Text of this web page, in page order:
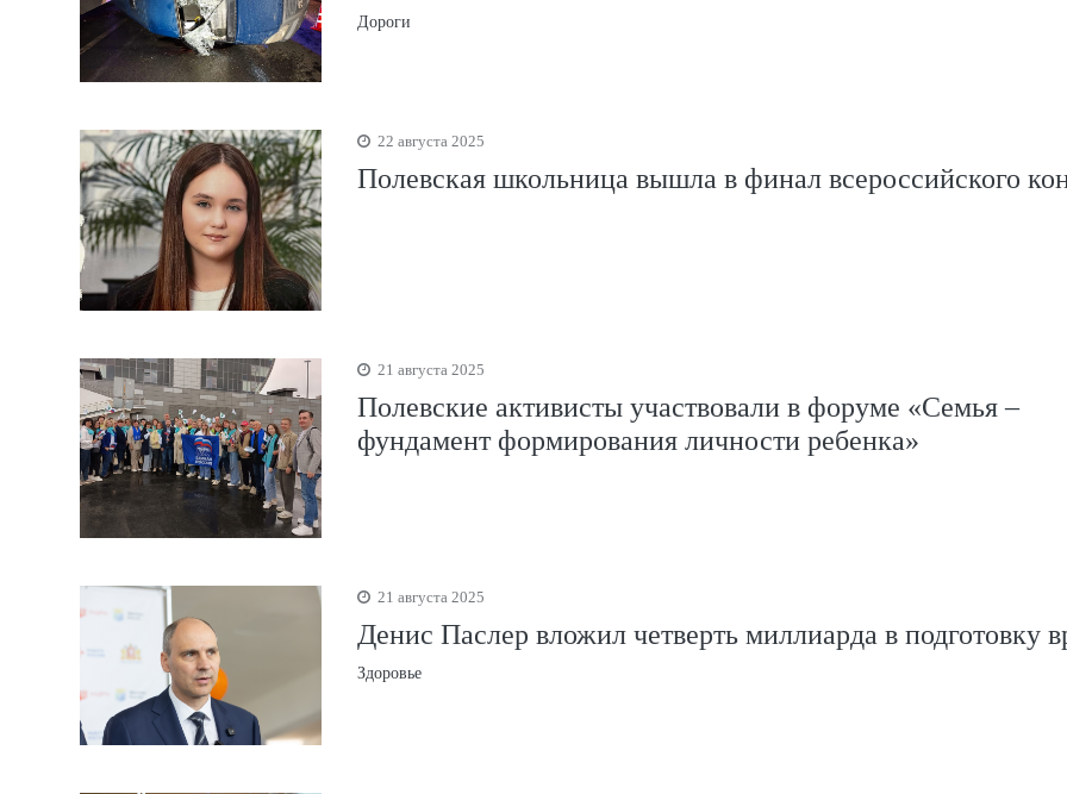
Дороги
22 августа 2025
Полевская школьница вышла в финал всероссийского
21 августа 2025
Полевские активисты участвовали в форуме «Семья –
фундамент формирования личности ребенка»
21 августа 2025
Денис Паслер вложил четверть миллиарда в подготовку
Здоровье